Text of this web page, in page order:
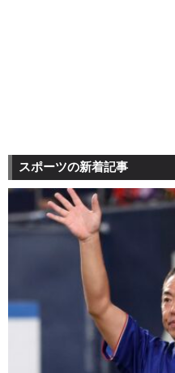
スポーツの新着記事